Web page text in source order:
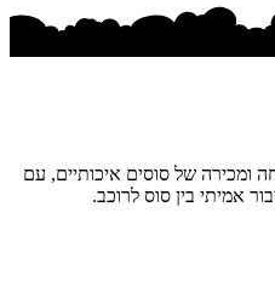
ומכירה של סוסים איכותיים, עם
אמיתי בין סוס לרוכב.